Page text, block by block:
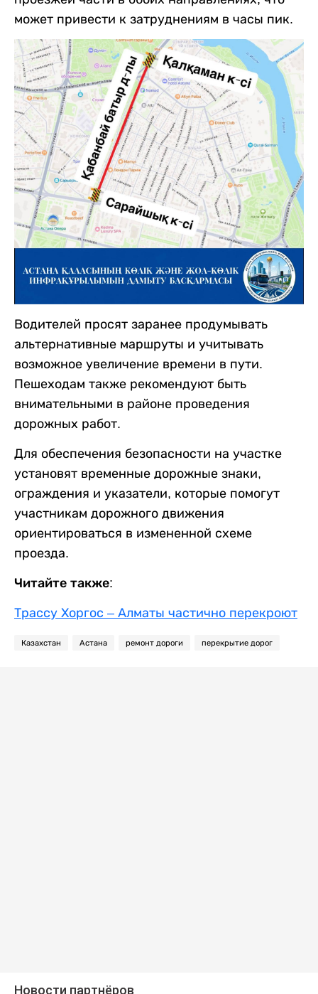
может привести к затруднениям в часы пик.
Водителей просят заранее продумывать
альтернативные маршруты и учитывать
возможное увеличение времени в пути.
Пешеходам также рекомендуют быть
внимательными в районе проведения
дорожных работ.
Для обеспечения безопасности на участке
установят временные дорожные знаки,
ограждения и указатели, которые помогут
участникам дорожного движения
ориентироваться в измененной схеме
проезда.
Читайте также:
Трассу Хоргос – Алматы частично перекроют
Казахстан Астана ремонт дороги перекрытие дорог